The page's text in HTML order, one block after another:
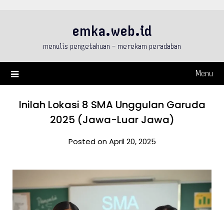
emka.web.id
menulis pengetahuan – merekam peradaban
Menu
Inilah Lokasi 8 SMA Unggulan Garuda
2025 (Jawa-Luar Jawa)
Posted on April 20, 2025